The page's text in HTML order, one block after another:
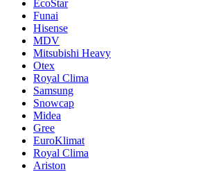
EcoStar
Funai
Hisense
MDV
Mitsubishi Heavy
Otex
Royal Clima
Samsung
Snowcap
Midea
Gree
EuroKlimat
Royal Clima
Ariston